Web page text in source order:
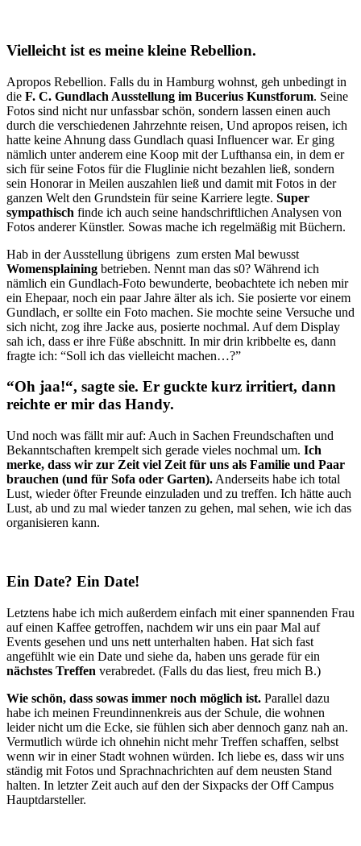
Vielleicht ist es meine kleine Rebellion.
Apropos Rebellion. Falls du in Hamburg wohnst, geh unbedingt in
die F. C. Gundlach Ausstellung im Bucerius Kunstforum. Seine
Fotos sind nicht nur unfassbar schön, sondern lassen einen auch
durch die verschiedenen Jahrzehnte reisen, Und apropos reisen, ich
hatte keine Ahnung dass Gundlach quasi Influencer war. Er ging
nämlich unter anderem eine Koop mit der Lufthansa ein, in dem er
sich für seine Fotos für die Fluglinie nicht bezahlen ließ, sondern
sein Honorar in Meilen auszahlen ließ und damit mit Fotos in der
ganzen Welt den Grundstein für seine Karriere legte. Super
sympathisch finde ich auch seine handschriftlichen Analysen von
Fotos anderer Künstler. Sowas mache ich regelmäßig mit Büchern.
Hab in der Ausstellung übrigens zum ersten Mal bewusst
Womensplaining betrieben. Nennt man das s0? Während ich
nämlich ein Gundlach-Foto bewunderte, beobachtete ich neben mir
ein Ehepaar, noch ein paar Jahre älter als ich. Sie posierte vor einem
Gundlach, er sollte ein Foto machen. Sie mochte seine Versuche und
sich nicht, zog ihre Jacke aus, posierte nochmal. Auf dem Display
sah ich, dass er ihre Füße abschnitt. In mir drin kribbelte es, dann
fragte ich: “Soll ich das vielleicht machen…?”
“Oh jaa!“, sagte sie. Er guckte kurz irritiert, dann
reichte er mir das Handy.
Und noch was fällt mir auf: Auch in Sachen Freundschaften und
Bekanntschaften krempelt sich gerade vieles nochmal um. Ich
merke, dass wir zur Zeit viel Zeit für uns als Familie und Paar
brauchen (und für Sofa oder Garten). Anderseits habe ich total
Lust, wieder öfter Freunde einzuladen und zu treffen. Ich hätte auch
Lust, ab und zu mal wieder tanzen zu gehen, mal sehen, wie ich das
organisieren kann.
Ein Date? Ein Date!
Letztens habe ich mich außerdem einfach mit einer spannenden Frau
auf einen Kaffee getroffen, nachdem wir uns ein paar Mal auf
Events gesehen und uns nett unterhalten haben. Hat sich fast
angefühlt wie ein Date und siehe da, haben uns gerade für ein
nächstes Treffen verabredet. (Falls du das liest, freu mich B.)
Wie schön, dass sowas immer noch möglich ist. Parallel dazu
habe ich meinen Freundinnenkreis aus der Schule, die wohnen
leider nicht um die Ecke, sie fühlen sich aber dennoch ganz nah an.
Vermutlich würde ich ohnehin nicht mehr Treffen schaffen, selbst
wenn wir in einer Stadt wohnen würden. Ich liebe es, dass wir uns
ständig mit Fotos und Sprachnachrichten auf dem neusten Stand
halten. In letzter Zeit auch auf den der Sixpacks der Off Campus
Hauptdarsteller.